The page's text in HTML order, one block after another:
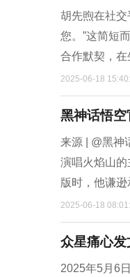
胡先煦在社
您。”这简短
合作默契，
2025-06-18
黑神话悟空
来源 | @黑神
演唱火焰山的
版时，他谦
2025-06-18
众星痛心
2025年5月6